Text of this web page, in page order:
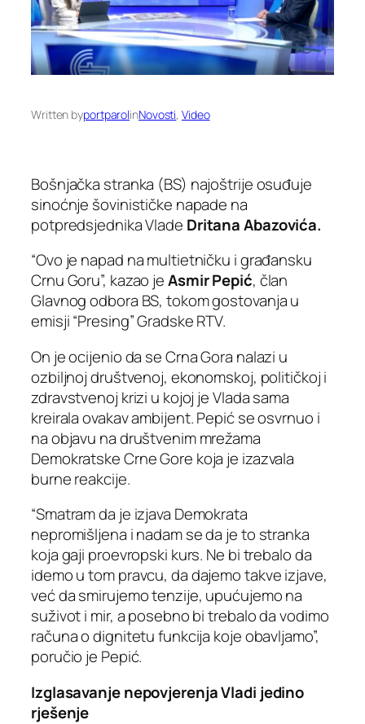
Written byportparolinNovosti, Video
Bošnjačka stranka (BS) najoštrije osuđuje
sinoćnje šovinističke napade na
potpredsjednika Vlade Dritana Abazovića.
“Ovo je napad na multietničku i građansku
Crnu Goru”, kazao jeAsmir Pepić, član
Glavnog odbora BS, tokom gostovanja u
emisji “Presing” Gradske RTV.
On je ocijenio da se Crna Gora nalazi u
ozbiljnoj društvenoj, ekonomskoj, političkoj i
zdravstvenoj krizi u kojoj je Vlada sama
kreirala ovakav ambijent. Pepić se osvrnuo i
na objavu na društvenim mrežama
Demokratske Crne Gore koja je izazvala
burne reakcije.
“Smatram da je izjava Demokrata
nepromišljena i nadam se da je to stranka
koja gaji proevropski kurs. Ne bi trebalo da
idemo u tom pravcu, da dajemo takve izjave,
već da smirujemo tenzije, upućujemo na
suživot i mir, a posebno bi trebalo da vodimo
računa o dignitetu funkcija koje obavljamo”,
poručio je Pepić.
Izglasavanje nepovjerenja Vladi jedino
rješenje